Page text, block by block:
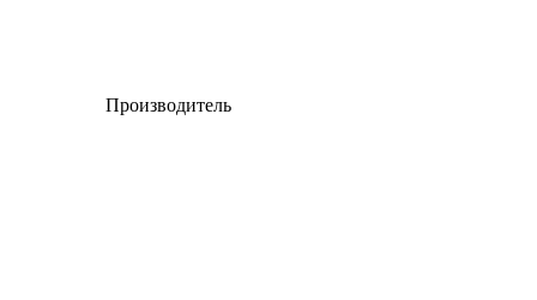
Производитель